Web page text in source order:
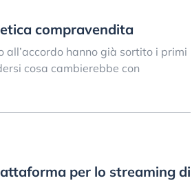
compravendita
all’accordo hanno già sortito i primi
cosa cambierebbe con
per lo streaming di